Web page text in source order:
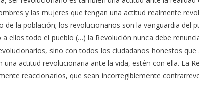
y las mujeres que tengan una actitud realmente
de la población; los revolucionarios son la vanguardia del
ellos todo el pueblo (…) la Revolución nunca debe
sino con todos los ciudadanos honestos
una actitud revolucionaria ante la vida, estén con ella. La
reaccionarios, que sean incorregiblemente